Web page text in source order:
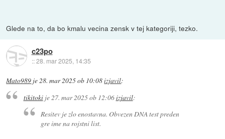
Glede na to, da bo kmalu vecina zensk v tej kategoriji, tezko.
c23po
::28. mar 2025, 14:35
Mato989 je28. mar 2025 ob 10:08izjavil:
tikitokije27. mar 2025 ob 12:06izjavil:
Resitev je zlo enostavna. Obvezen DNA test preden
gre ime na rojstni list.